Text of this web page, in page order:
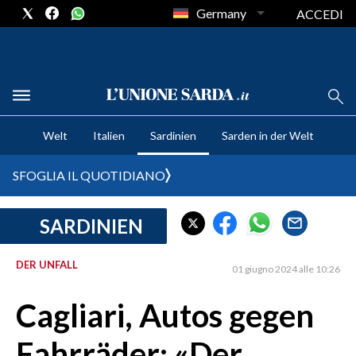
CRONACA SARDEGNA
CAGLIARI
SULCIS IGLESIENTE
MEDIO CAMPIDANO
ORISTANO E PROVINCIA
SASSARI E PROVINCIA
NUORO E PROVINCIA
OGLIASTRA
Germany ACCEDI
Welt Italien Sardinien Sarden in der Welt
SFOGLIA IL QUOTIDIANO
SARDINIEN
DER UNFALL 01 giugno 2024 alle 10:26
Cagliari, Autos gegen